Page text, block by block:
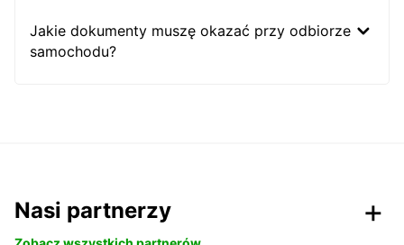
Jakie dokumenty muszę okazać przy odbiorze
samochodu?
Nasi partnerzy